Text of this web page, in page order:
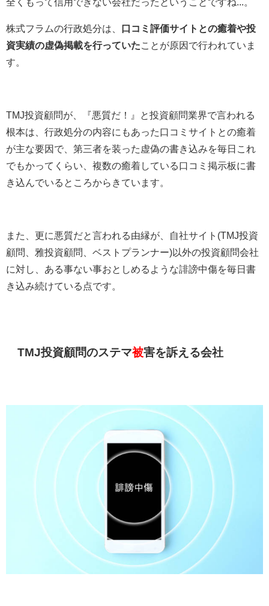
全くもって信用できない会社だったということですね...。
株式フラムの行政処分は、
口コミ評価サイトとの癒着や投
資実績の虚偽掲載を行っていたことが原因で行われていま
す。
TMJ投資顧問が、『悪質だ！』と投資顧問業界で言われる
根本は、行政処分の内容にもあった口コミサイトとの癒着
が主な要因で、第三者を装った虚偽の書き込みを毎日これ
でもかってくらい、複数の癒着している口コミ掲示板に書
き込んでいるところからきています。
また、更に悪質だと言われる由縁が、自社サイト(TMJ投資
顧問、雅投資顧問、ベストプランナー)以外の投資顧問会社
に対し、ある事ない事おとしめるような誹謗中傷を毎日書
き込み続けている点です。
TMJ投資顧問のステマ被害を訴える会社